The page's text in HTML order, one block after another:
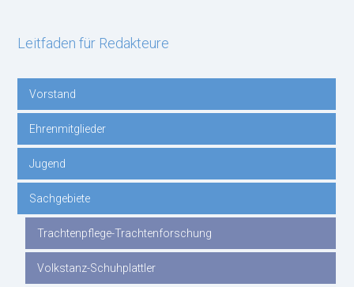
Leitfaden für Redakteure
Navigation
überspringen
Vorstand
Ehrenmitglieder
Jugend
Sachgebiete
Trachtenpflege-Trachtenforschung
Volkstanz-Schuhplattler